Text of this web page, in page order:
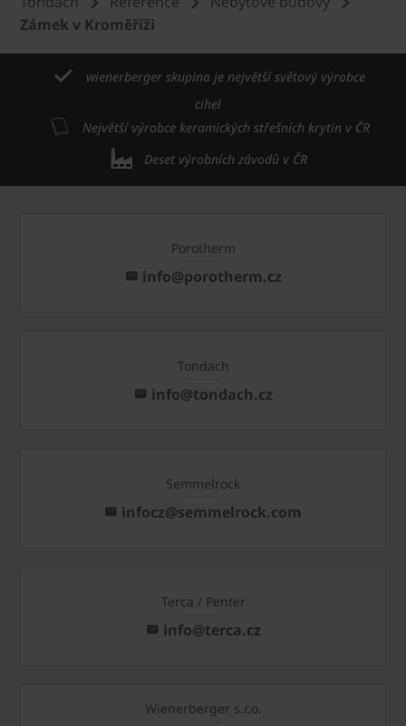
Zámek v Kroměříži
wienerberger skupina je největší světový výrobce
cihel
Největší výrobce keramických střešních krytin v ČR
Deset výrobních závodů v ČR
Porotherm
info@porotherm.cz
Tondach
info@tondach.cz
Semmelrock
infocz@semmelrock.com
Terca / Penter
info@terca.cz
Wienerberger s.r.o.